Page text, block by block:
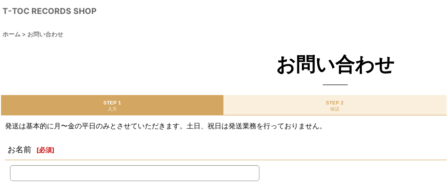
T-TOC RECORDS SHOP
ホーム > お問い合わせ
お問い合わせ
STEP 1
入力
STEP 2
確認
発送は基本的に月〜金の平日のみとさせていただきます。土日、祝日は発送業務を行っておりません。
お名前 [必須]